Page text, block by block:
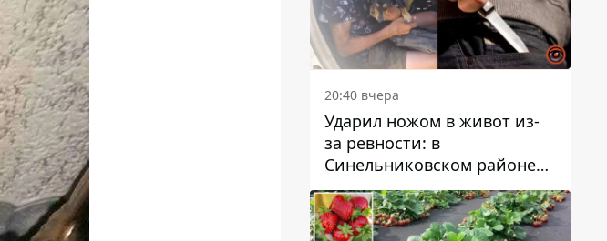
20:40 вчера
Ударил ножом в живот из-
за ревности: в
Синельниковском районе
задержали 49-летнего
мужчину за убийство